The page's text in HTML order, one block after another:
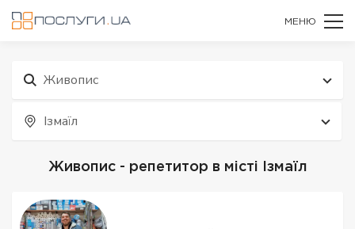
МЕНЮ
Живопис
Ізмаїл
Живопис - репетитор в місті Ізмаїл